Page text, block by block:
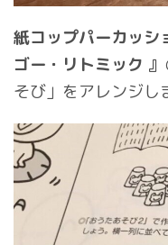
紙コップパーカッシ
ゴー・リトミック 』
そび」をアレンジし